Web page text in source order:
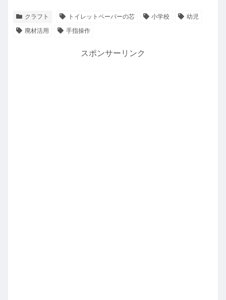
クラフト トイレットペーパーの芯 小学校
幼児
廃材活用
手指操作
スポンサーリンク